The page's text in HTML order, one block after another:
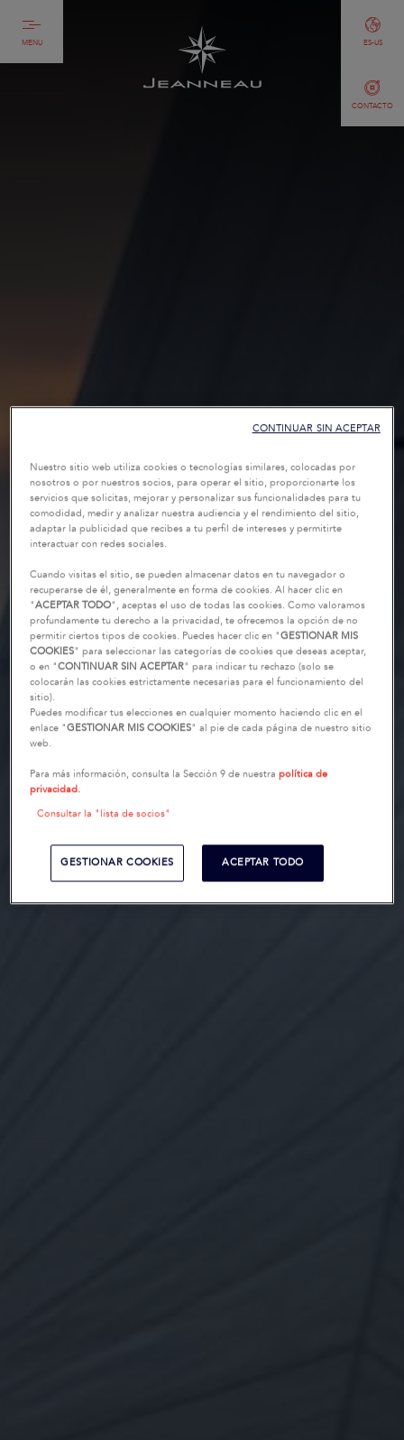
MENU
CONTACTO
ES-US
Nuestro sitio web utiliza cookies o tecnologías similares, colocadas por
nosotros o por nuestros socios, para operar el sitio, proporcionarte los
servicios que solicitas, mejorar y personalizar sus funcionalidades para tu
comodidad, medir y analizar nuestra audiencia y el rendimiento del sitio,
adaptar la publicidad que recibes a tu perfil de intereses y permitirte
interactuar con redes sociales.
Cuando visitas el sitio, se pueden almacenar datos en tu navegador o
recuperarse de él, generalmente en forma de cookies. Al hacer clic en
"ACEPTAR TODO", aceptas el uso de todas las cookies. Como valoramos
profundamente tu derecho a la privacidad, te ofrecemos la opción de no
permitir ciertos tipos de cookies. Puedes hacer clic en "GESTIONAR MIS
COOKIES" para seleccionar las categorías de cookies que deseas aceptar,
o en "CONTINUAR SIN ACEPTAR" para indicar tu rechazo (solo se
colocarán las cookies estrictamente necesarias para el funcionamiento del
sitio).
Puedes modificar tus elecciones en cualquier momento haciendo clic en el
enlace "GESTIONAR MIS COOKIES" al pie de cada página de nuestro sitio
web.
Para más información, consulta la Sección 9 de nuestrapolítica de
privacidad.
Consultar la "lista de socios"
GESTIONAR COOKIES ACEPTAR TODO
CONTINUAR SIN ACEPTAR